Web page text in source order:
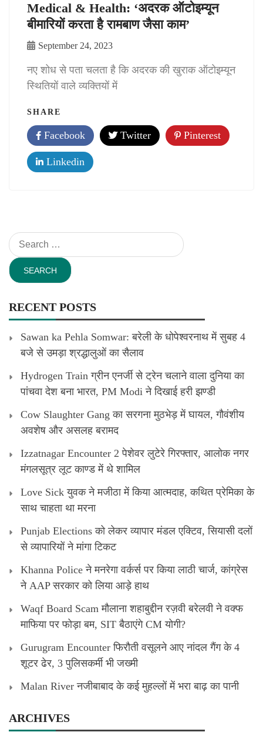
Medical & Health: ‘अदरक ऑटोइम्यून
बीमारियों करता है रामबाण जैसा काम’
September 24, 2023
नए शोध से पता चलता है कि अदरक की खुराक ऑटोइम्यून
स्थितियों वाले व्यक्तियों में
SHARE
Facebook Twitter Pinterest
Linkedin
Search
for:
RECENT POSTS
Sawan ka Pehla Somwar: बरेली के धोपेश्वरनाथ में सुबह 4
बजे से उमड़ा श्रद्धालुओं का सैलाव
Hydrogen Train ग्रीन एनर्जी से ट्रेन चलाने वाला दुनिया का
पांचवा देश बना भारत, PM Modi ने दिखाई हरी झण्डी
Cow Slaughter Gang का सरगना मुठभेड़ में घायल, गौवंशीय
अवशेष और असलह बरामद
Izzatnagar Encounter 2 पेशेवर लुटेरे गिरफ्तार, आलोक नगर
मंगलसूत्र लूट काण्‍ड में थे शामिल
Love Sick युवक ने मजीठा में किया आत्मदाह, कथित प्रेमिका के
साथ चाहता था मरना
Punjab Elections को लेकर व्यापार मंडल एक्टिव, सियासी दलों
से व्यापारियों ने मांगा टिकट
Khanna Police ने मनरेगा वर्कर्स पर किया लाठी चार्ज, कांग्रेस
ने AAP सरकार को लिया आड़े हाथ
Waqf Board Scam मौलाना शहाबुद्दीन रज़वी बरेलवी ने वक्फ
माफिया पर फोड़ा बम, SIT बैठाएंगे CM योगी?
Gurugram Encounter फिरौती वसूलने आए नांदल गैंग के 4
शूटर ढेर, 3 पुलिसकर्मी भी जख्मी
Malan River नजीबाबाद के कई मुहल्लों में भरा बाढ़ का पानी
ARCHIVES